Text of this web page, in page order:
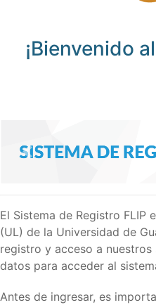
¡Bienvenido
<<< /span>
El Sistema de Registro FLIP
(UL) de la Universidad de
registro y acceso a
datos para acceder al
Antes de ingresar, es